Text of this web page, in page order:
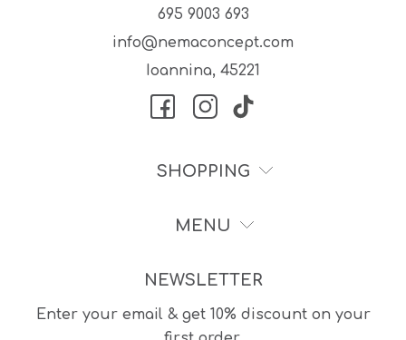
695 9003 693
info@nemaconcept.com
Ioannina, 45221
SHOPPING
MENU
NEWSLETTER
Enter your email & get 10% discount on your